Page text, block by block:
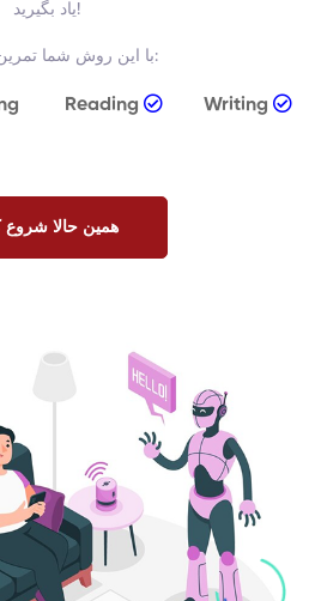
یاد بگیرید!
با این روش شما تمرین می کنید:
Reading Writing